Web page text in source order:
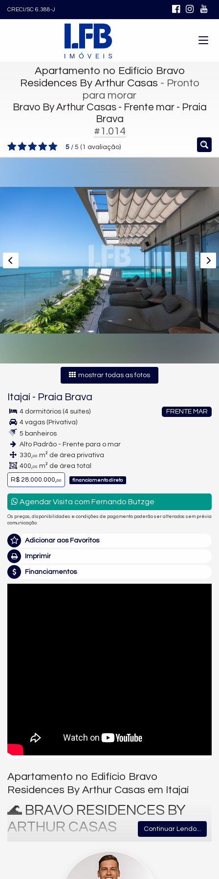
CRECI/SC 6.388-J
Apartamento no Edifício Bravo
Residences By Arthur Casas - Pronto
para morar
Bravo By Arthur Casas - Frente mar - Praia
Brava
#1.014
5 / 5 ( 1 avaliação)
mostrar todas as fotos
Itajaí - Praia Brava
FRENTE MAR
4 dormitórios (4 suítes)
4 vagas (Privativa)
5 banheiros
Alto Padrão - Frente para o mar
330,00 m² de área privativa
400,00 m² de área total
R$ 28.000.000,00 financiamento direto
Agendar Visita com Fernando Butzge
Os preços, disponibilidades e condições de pagamento poderão ser alterados sem prévia
comunicação.
Adicionar aos Favoritos
Imprimir
Financiamentos
Apartamento no Edifício Bravo
Residences By Arthur Casas em Itajaí
🌊 BRAVO RESIDENCES BY
ARTHUR CASAS
Exclusividade Absoluta para Apenas 6 Famílias
Continuar Lendo...